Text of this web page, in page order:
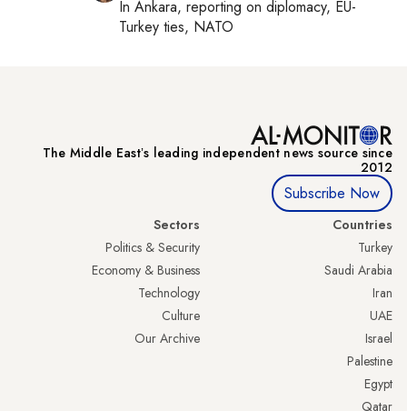
InAnkara, reporting ondiplomacy, EU-
Turkey ties, NATO
The Middle Eastʼs leading independent news source since
2012
Subscribe Now
Countries
Turkey
Saudi Arabia
Iran
UAE
Israel
Palestine
Egypt
Qatar
Sectors
Politics & Security
Economy & Business
Technology
Culture
Our Archive